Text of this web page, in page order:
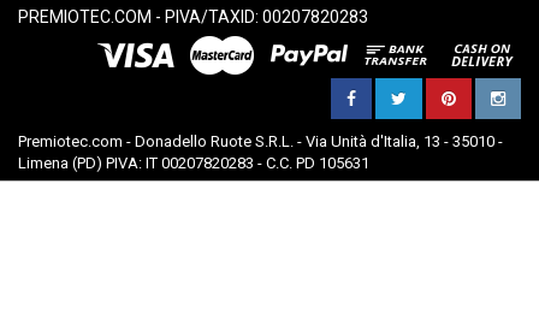
PREMIOTEC.COM - PIVA/TAXID: 00207820283
Premiotec.com - Donadello Ruote S.R.L. - Via Unità d'Italia, 13 - 35010 -
Limena (PD) PIVA: IT 00207820283 - C.C. PD 105631